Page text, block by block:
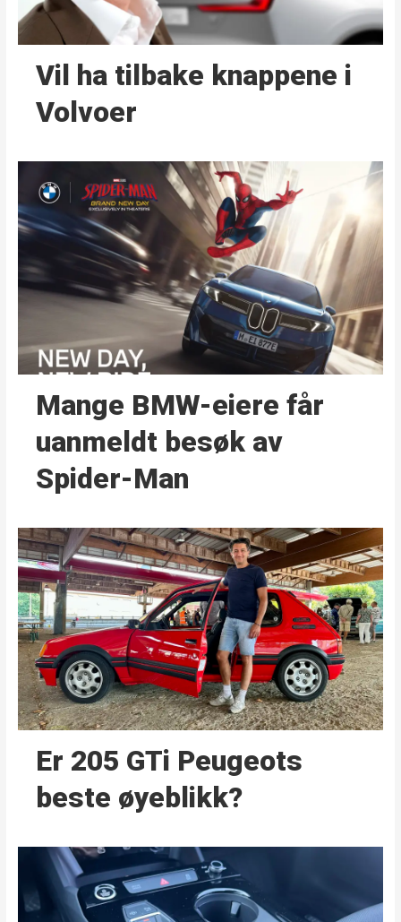
Vil ha tilbake knappene i
Volvoer
Mange BMW-eiere får
uanmeldt besøk av
Spider-Man
Er 205 GTi Peugeots
beste øyeblikk?